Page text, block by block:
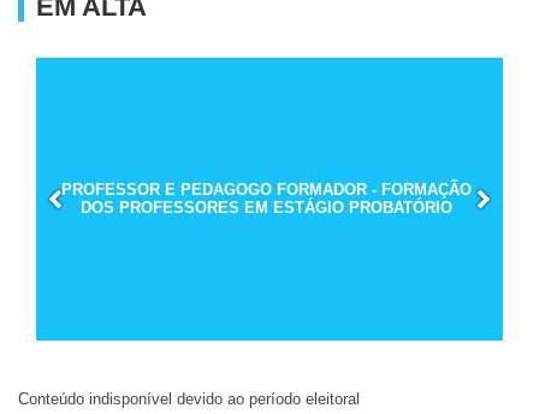
EM ALTA
PROFESSOR E PEDAGOGO FORMADOR - FORMAÇÃO
DOS PROFESSORES EM ESTÁGIO PROBATÓRIO
Conteúdo indisponível devido ao período eleitoral